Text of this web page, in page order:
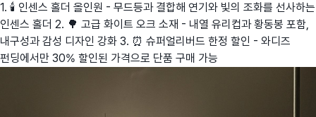
1. 🕯️ 인센스 홀더 올인원 - 무드등과 결합해 연기와 빛의 조화를 선사하는
인센스 홀더 2. 🌳 고급 화이트 오크 소재 - 내열 유리컵과 황동봉 포함,
내구성과 감성 디자인 강화 3. ⏰ 슈퍼얼리버드 한정 할인 - 와디즈
펀딩에서만 30% 할인된 가격으로 단품 구매 가능